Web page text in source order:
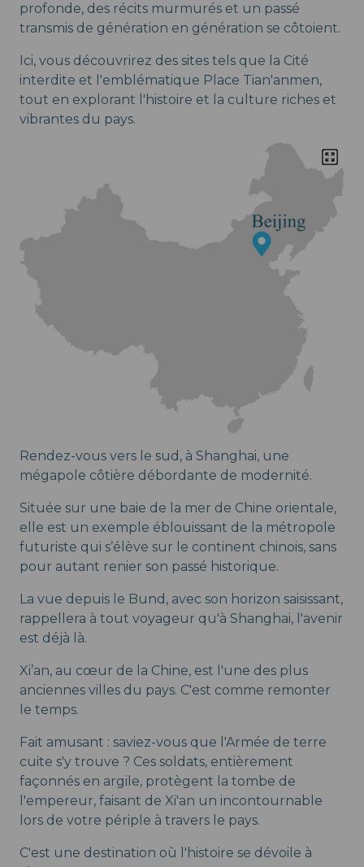
profonde, des récits murmurés et un passé
transmis de génération en génération se côtoient.
Ici, vous découvrirez des sites tels que la Cité
interdite et l'emblématique Place Tian'anmen,
tout en explorant l'histoire et la culture riches et
vibrantes du pays.
Rendez-vous vers le sud, à Shanghai, une
mégapole côtière débordante de modernité.
Située sur une baie de la mer de Chine orientale,
elle est un exemple éblouissant de la métropole
futuriste qui s’élève sur le continent chinois, sans
pour autant renier son passé historique.
La vue depuis le Bund, avec son horizon saisissant,
rappellera à tout voyageur qu'à Shanghai, l'avenir
est déjà là.
Xi’an, au cœur de la Chine, est l'une des plus
anciennes villes du pays. C'est comme remonter
le temps.
Fait amusant : saviez-vous que l'Armée de terre
cuite s'y trouve ? Ces soldats, entièrement
façonnés en argile, protègent la tombe de
l'empereur, faisant de Xi'an un incontournable
lors de votre périple à travers le pays.
C'est une destination où l'histoire se dévoile à